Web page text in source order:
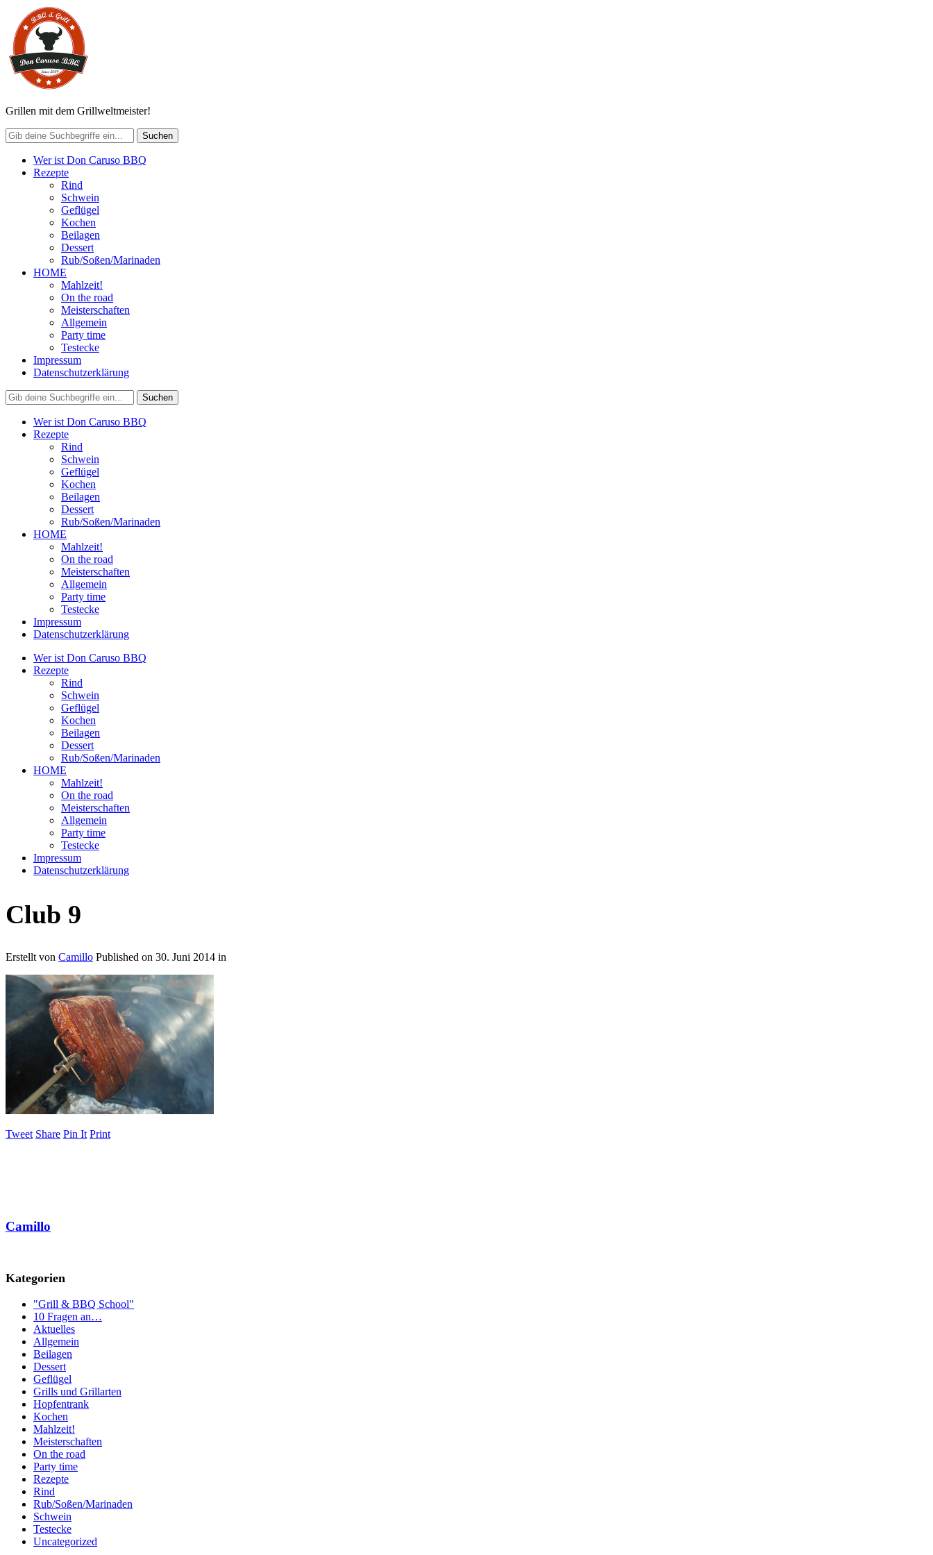
Grillen mit dem Grillweltmeister!
Wer ist Don Caruso BBQ
Rezepte
Rind
Schwein
Geflügel
Kochen
Beilagen
Dessert
Rub/Soßen/Marinaden
HOME
Mahlzeit!
On the road
Meisterschaften
Allgemein
Party time
Testecke
Impressum
Datenschutzerklärung
Wer ist Don Caruso BBQ
Rezepte
Rind
Schwein
Geflügel
Kochen
Beilagen
Dessert
Rub/Soßen/Marinaden
HOME
Mahlzeit!
On the road
Meisterschaften
Allgemein
Party time
Testecke
Impressum
Datenschutzerklärung
Wer ist Don Caruso BBQ
Rezepte
Rind
Schwein
Geflügel
Kochen
Beilagen
Dessert
Rub/Soßen/Marinaden
HOME
Mahlzeit!
On the road
Meisterschaften
Allgemein
Party time
Testecke
Impressum
Datenschutzerklärung
Club 9
Erstellt von Camillo Published on 30. Juni 2014 in
Tweet Share Pin It Print
Camillo
Kategorien
"Grill & BBQ School"
10 Fragen an…
Aktuelles
Allgemein
Beilagen
Dessert
Geflügel
Grills und Grillarten
Hopfentrank
Kochen
Mahlzeit!
Meisterschaften
On the road
Party time
Rezepte
Rind
Rub/Soßen/Marinaden
Schwein
Testecke
Uncategorized